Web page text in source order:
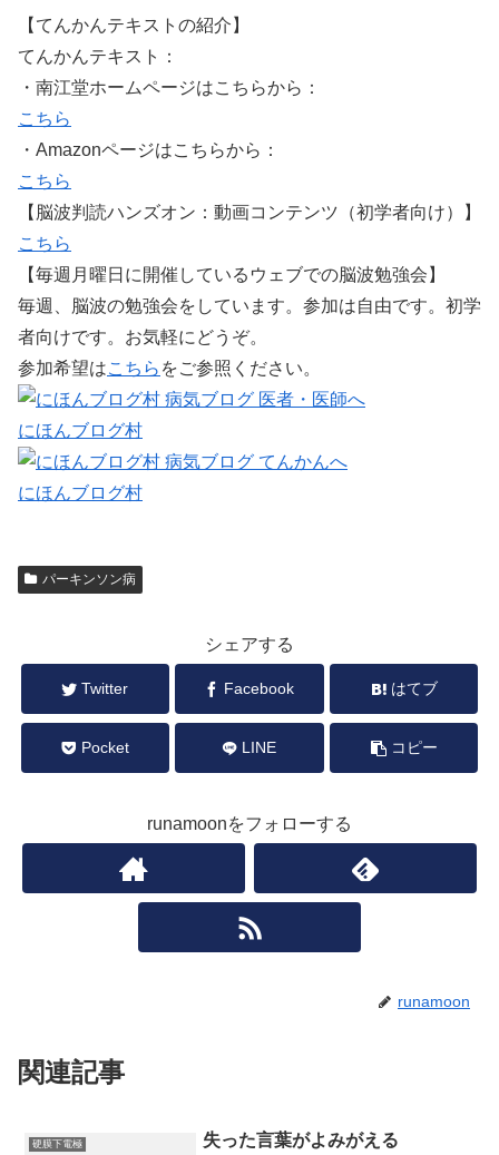
【てんかんテキストの紹介】
てんかんテキスト：
・南江堂ホームページはこちらから：
こちら
・Amazonページはこちらから：
こちら
【脳波判読ハンズオン：動画コンテンツ（初学者向け）】
こちら
【毎週月曜日に開催しているウェブでの脳波勉強会】
毎週、脳波の勉強会をしています。参加は自由です。初学
者向けです。お気軽にどうぞ。
参加希望はこちら をご参照ください。
にほんブログ村
にほんブログ村
パーキンソン病
シェアする
Twitter Facebook はてブ
Pocket LINE コピー
runamoonをフォローする
runamoon
関連記事
硬膜下電極 失った言葉がよみがえる